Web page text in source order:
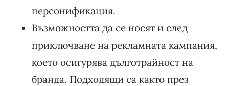
персонификация.
Възможността да се носят и след
приключване на рекламната кампания,
което осигурява дълготрайност на
бранда. Подходящи са както през